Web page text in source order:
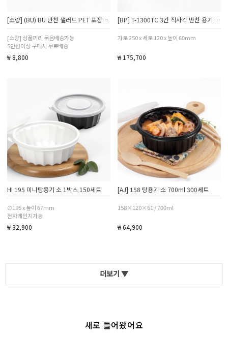
[소량] (BU) BU 반찬 샐러드 PET 포장용기 블랙 투명 시리즈 바디+뚜껑 100세트
[소량] 상품끼리 묶음배송가능
5만원이상 구매시 무료배송
₩ 8,800
[BP] T-1300TC 3칸 직사각 반찬 용기 1박스 300세트
가로 250 x 세로 120 x 높이 60mm
₩ 175,700
HI 195 미니탕용기 소 1박스 150세트
∅195 x 높이 67mm
전자레인지가능
₩ 32,900
[AJ] 158 탕용기 소 700ml 300세트
158×120×61 / 700ml
₩ 64,900
더보기 ▼
새로 들어왔어요